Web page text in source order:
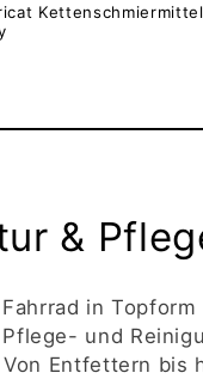
&
in
und
Entfettern bis